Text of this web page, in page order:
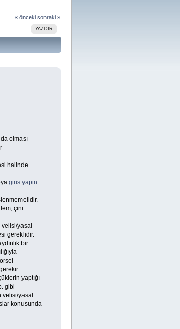
« önceki sonraki »
YAZDIR
olması
halinde
giris yapin
çini
yasal
gereklidir.
bir
yaptığı
gibi
velisi/yasal
konusunda